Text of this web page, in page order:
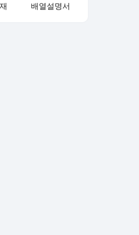
배열설명서